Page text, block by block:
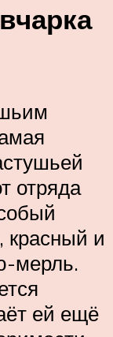
отряда
красный и
мерль.
ей ещё